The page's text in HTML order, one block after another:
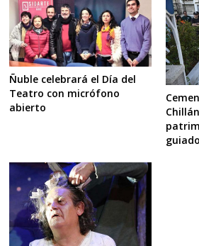
Ñuble celebrará el Día del
Teatro con micrófono
abierto
guiado